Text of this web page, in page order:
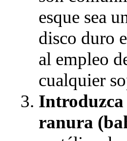
esque sea
disco duro
al empleo
cualquier
Introduzca
ranura